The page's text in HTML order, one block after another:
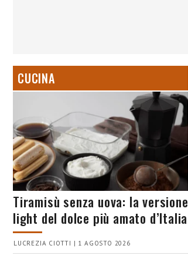
CUCINA
Tiramisù senza uova: la versione
light del dolce più amato d’Italia
LUCREZIA CIOTTI | 1 AGOSTO 2026